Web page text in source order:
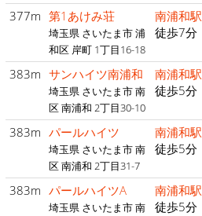
377m 第1あけみ荘
埼玉県 さいたま市 浦
和区 岸町 1丁目16-18
南浦和駅
徒歩7分
383m サンハイツ南浦和
埼玉県 さいたま市 南
区 南浦和 2丁目30-10
南浦和駅
徒歩5分
383m パールハイツ
埼玉県 さいたま市 南
区 南浦和 2丁目31-7
南浦和駅
徒歩5分
383m パールハイツA
埼玉県 さいたま市 南
南浦和駅
徒歩5分